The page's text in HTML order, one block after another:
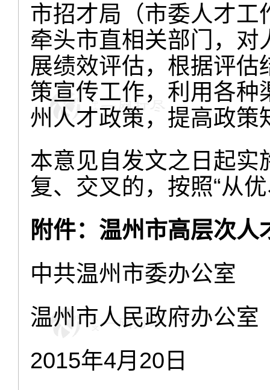
市招才局（市委人才
牵头市直相关部门，
展绩效评估，根据评
策宣传工作，利用各种
州人才政策，提高政策
本意见自发文之日起实
复、交叉的，按照“从
附件：温州市高层次
中共温州市委办公室
温州市人民政府办公室
2015年4月20日